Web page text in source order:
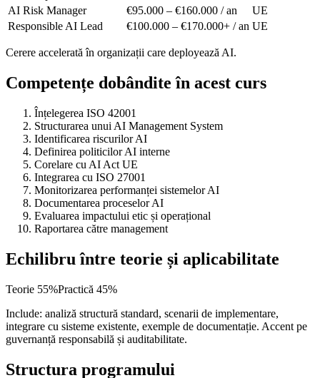
AI Risk Manager
€95.000 – €160.000 / an
UE
Responsible AI Lead
€100.000 – €170.000+ / an UE
Cerere accelerată în organizații care deployează AI.
Competențe dobândite în acest curs
Înțelegerea ISO 42001
Structurarea unui AI Management System
Identificarea riscurilor AI
Definirea politicilor AI interne
Corelare cu AI Act UE
Integrarea cu ISO 27001
Monitorizarea performanței sistemelor AI
Documentarea proceselor AI
Evaluarea impactului etic și operațional
Raportarea către management
Echilibru între teorie și aplicabilitate
Teorie 55%Practică 45%
Include: analiză structură standard, scenarii de implementare,
integrare cu sisteme existente, exemple de documentație. Accent pe
guvernanță responsabilă și auditabilitate.
Structura programului